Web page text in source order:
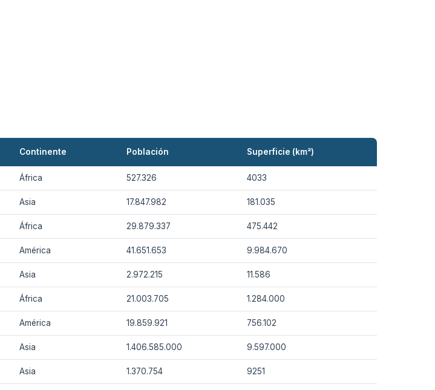
Continente Población Superficie (km²)
África 527.326 4033
Asia 17.847.982 181.035
África 29.879.337 475.442
América 41.651.653 9.984.670
Asia 2.972.215 11.586
África 21.003.705 1.284.000
América 19.859.921 756.102
Asia 1.406.585.000 9.597.000
Asia 1.370.754 9251